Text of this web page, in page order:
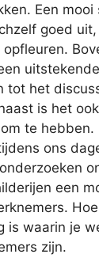
Een mooi
goed
tot het
is het
te hebben.
ons
een
is waarin je
zijn.